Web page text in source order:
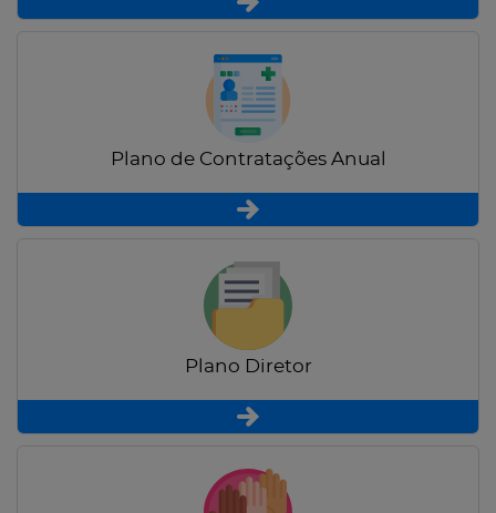
Plano de Contratações Anual
Plano Diretor